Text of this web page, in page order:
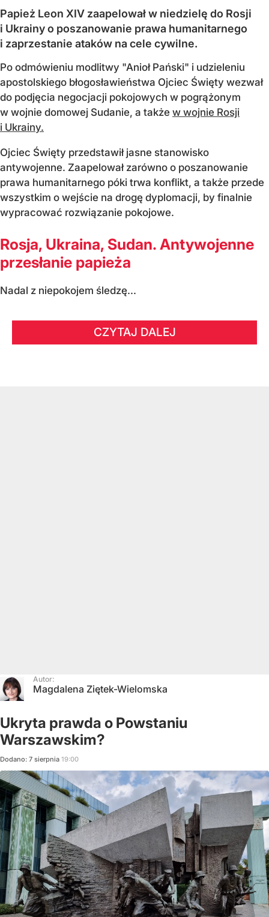
Papież Leon XIV zaapelował w niedzielę do Rosji
i Ukrainy o poszanowanie prawa humanitarnego
i zaprzestanie ataków na cele cywilne.
Po odmówieniu modlitwy "Anioł Pański" i udzieleniu
apostolskiego błogosławieństwa Ojciec Święty wezwał
do podjęcia negocjacji pokojowych w pogrążonym
w wojnie domowej Sudanie, a także w wojnie Rosji
i Ukrainy.
Ojciec Święty przedstawił jasne stanowisko
antywojenne. Zaapelował zarówno o poszanowanie
prawa humanitarnego póki trwa konflikt, a także przede
wszystkim o wejście na drogę dyplomacji, by finalnie
wypracować rozwiązanie pokojowe.
Rosja, Ukraina, Sudan. Antywojenne
przesłanie papieża
Nadal z niepokojem śledzę...
CZYTAJ DALEJ
Autor:
Magdalena Ziętek-Wielomska
Ukryta prawda o Powstaniu
Warszawskim?
Dodano: 7 sierpnia 19:00